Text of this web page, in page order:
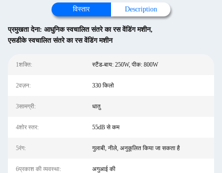
विस्तार Description
प्रमुखता देना: आधुनिक स्वचालित संतरे का रस वेंडिंग मशीन,
एसडीके स्वचालित संतरे का रस वेंडिंग मशीन
1शक्ति: स्टैंड-बाय: 250W, पीक: 800W
2वज़न: 330 किलो
3सामग्री: धातु
4शोर स्तर: 55dB से कम
5रंग: गुलाबी, नीले, अनुकूलित किया जा सकता है
6प्रकाश की व्यवस्था: अगुआई की